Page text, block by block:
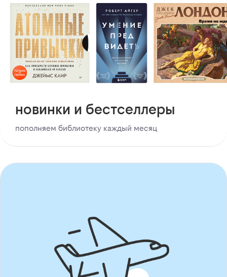
новинки и бестселлеры
пополняем библиотеку каждый месяц